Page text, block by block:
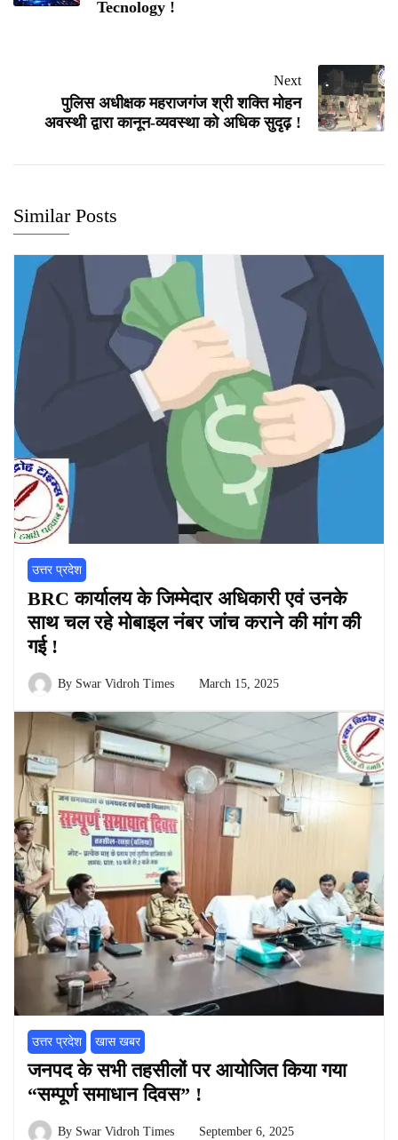
Tecnology !
Next
पुलिस अधीक्षक महराजगंज श्री शक्ति मोहन
अवस्थी द्वारा कानून-व्यवस्था को अधिक सुदृढ़ !
Similar Posts
उत्तर प्रदेश
BRC कार्यालय के जिम्मेदार अधिकारी एवं उनके
साथ चल रहे मोबाइल नंबर जांच कराने की मांग की
गई !
By Swar Vidroh Times March 15, 2025
उत्तर प्रदेश खास खबर
जनपद के सभी तहसीलों पर आयोजित किया गया
“सम्पूर्ण समाधान दिवस” !
By Swar Vidroh Times September 6, 2025